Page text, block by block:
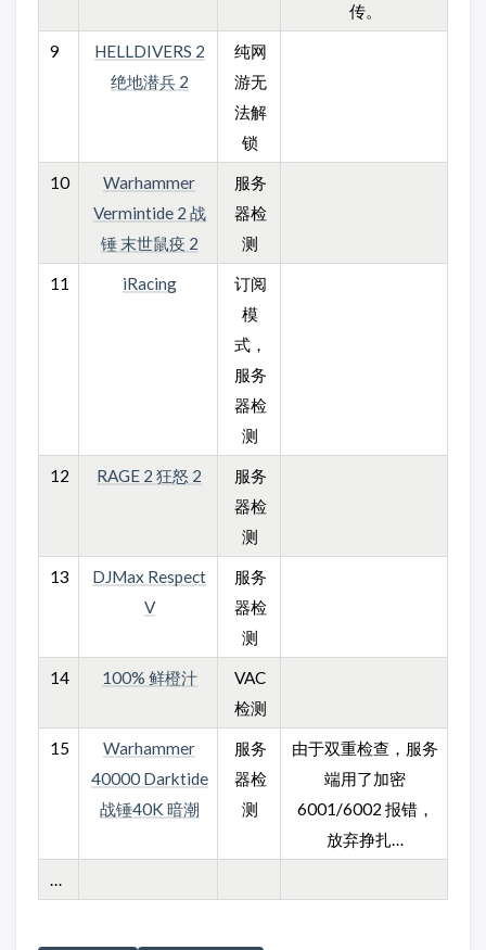
传。
9
HELLDIVERS 2
绝地潜兵 2
纯网
游无
法解
锁
10
Warhammer
Vermintide 2 战
锤 末世鼠疫 2
服务
器检
测
11 iRacing
订阅
模
式，
服务
器检
测
12 RAGE 2 狂怒 2
服务
器检
测
13
DJMax Respect
V
服务
器检
测
14 100% 鲜橙汁
VAC
检测
15
Warhammer
40000 Darktide
战锤40K 暗潮
服务
器检
测
由于双重检查，服务
端用了加密
6001/6002 报错，
放弃挣扎…
…